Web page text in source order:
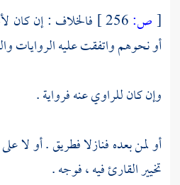
[ص:
فالخلاف : إن كان
أو نحوهم واتفقت عليه الروايات
وإن كان للراوي عنه فرواية .
أو لمن بعده فنازلا فطريق . أو لا
تخيير القارئ فيه ، فوجه .